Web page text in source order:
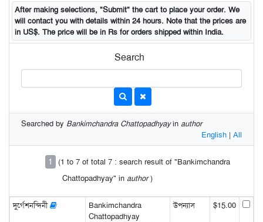
After making selections, "Submit" the cart to place your order. We
will contact you with details within 24 hours. Note that the prices are
in US$. The price will be in Rs for orders shipped within India.
Search
Searched by Bankimchandra Chattopadhyayin author
English | All
1
(1 to 7 of total 7 : search result of "Bankimchandra
Chattopadhyay" in author)
দুর্গেশনন্দিনী
Bankimchandra
Chattopadhyay
উপন্যাস $15.00